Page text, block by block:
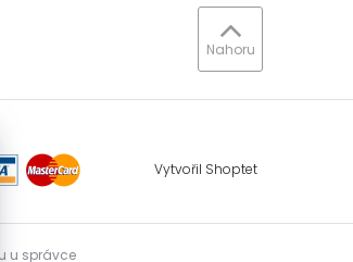
Vytvořil Shoptet
Nahoru
u správce